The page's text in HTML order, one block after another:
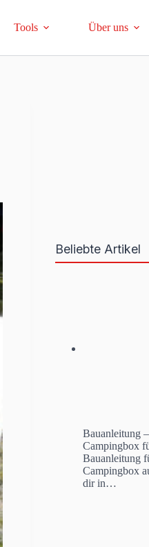
Tools Über uns
Beliebte Artikel
Bauanleitung
Campingbox
Bauanleitung
Campingbox
dir in…